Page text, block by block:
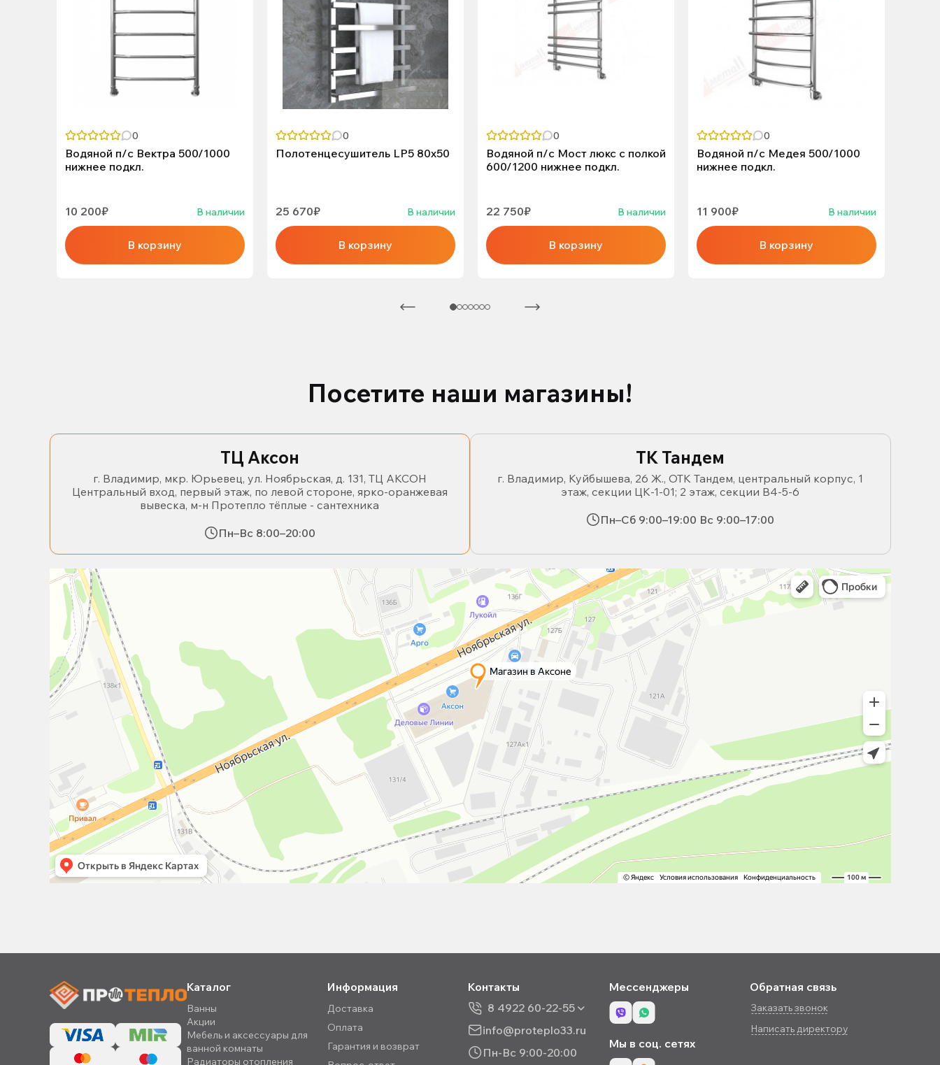
0
Водяной п/с Вектра 500/1000
нижнее подкл.
10 200₽ В наличии
В корзину
0
Полотенцесушитель LP5 80х50
25 670₽ В наличии
В корзину
0
Водяной п/с Мост люкс с полкой
600/1200 нижнее подкл.
22 750₽ В наличии
В корзину
0
Водяной п/с Медея 500/1000
нижнее подкл.
11 900₽ В наличии
В корзину
Посетите наши магазины!
ТЦ Аксон
г. Владимир, мкр. Юрьевец, ул. Ноябрьская, д. 131, ТЦ АКСОН
Центральный вход, первый этаж, по левой стороне, ярко-оранжевая
вывеска, м-н Протепло тёплые - сантехника
Пн–Вс 8:00–20:00
ТК Тандем
г. Владимир, Куйбышева, 26 Ж., ОТК Тандем, центральный корпус, 1
этаж, секции ЦК-1-01; 2 этаж, секции В4-5-6
Пн–Сб 9:00–19:00 Вс 9:00–17:00
Каталог
Ванны
Акции
Мебель и аксессуары для
ванной комнаты
Радиаторы отопления
Информация
Доставка
Оплата
Гарантия и возврат
Контакты
8 4922 60-22-55
info@proteplo33.ru
Пн-Вс 9:00-20:00
Мессенджеры
Мы в соц. сетях
Обратная связь
Заказать звонок
Написать директору